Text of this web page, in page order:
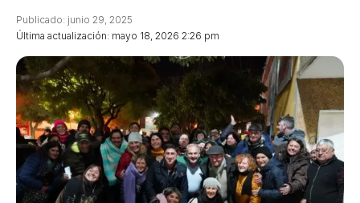
Última actualización: mayo 18, 2026 2:26 pm
Publicado: junio 29, 2025